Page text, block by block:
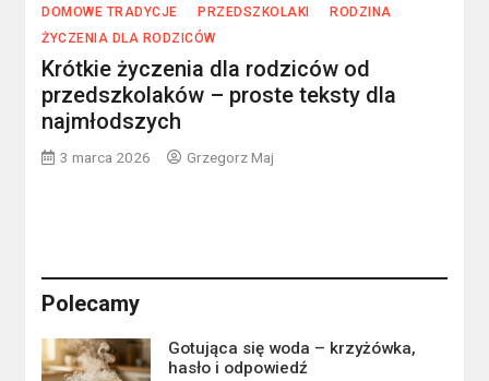
DOMOWE TRADYCJE PRZEDSZKOLAKI
RODZINA
ŻYCZENIA DLA RODZICÓW
Krótkie życzenia dla rodziców od
przedszkolaków – proste teksty dla
najmłodszych
3 marca 2026 Grzegorz Maj
Polecamy
Gotująca się woda – krzyżówka,
hasło i odpowiedź